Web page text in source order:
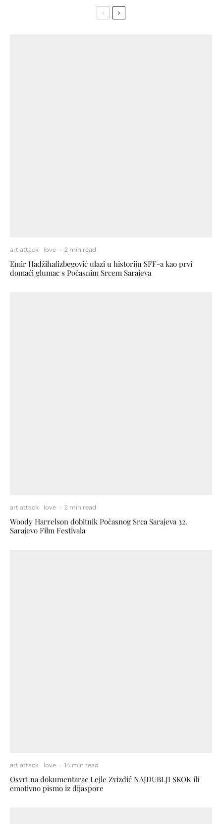
art attack love · 2 min read
Emir Hadžihafizbegović ulazi u historiju SFF-a kao prvi
domaći glumac s Počasnim Srcem Sarajeva
art attack love · 2 min read
Woody Harrelson dobitnik Počasnog Srca Sarajeva 32.
Sarajevo Film Festivala
art attack love · 14 min read
Osvrt na dokumentarac Lejle Zvizdić NAJDUBLJI SKOK ili
emotivno pismo iz dijaspore